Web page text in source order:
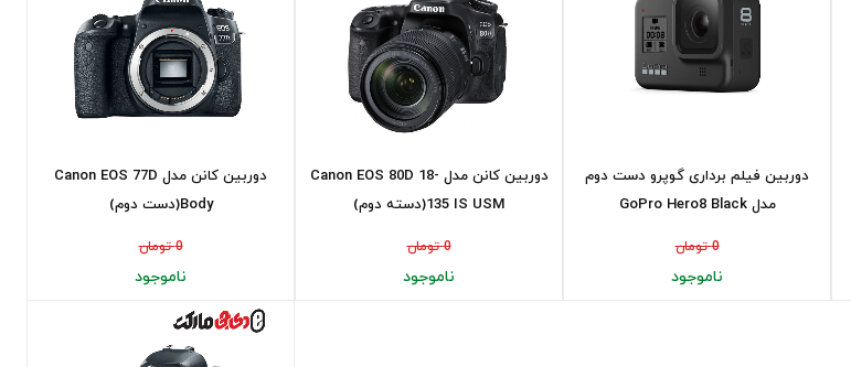
دوربین کانن مدل Canon EOS 77D
Body(دست دوم)
0 تومان
ناموجود
دوربین کانن مدل Canon EOS 80D 18-
135 IS USM(دسته دوم)
0 تومان
ناموجود
دوربین فیلم برداری گوپرو دست دوم
مدل GoPro Hero8 Black
0 تومان
ناموجود